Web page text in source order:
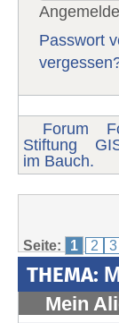
Passwort
Forum
Stiftung
im Bauch.
Seite: 1 2 3
THEMA:
Mein